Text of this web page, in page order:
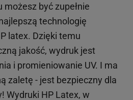
możesz być zupełnie
technologię
latex. Dzięki temu
jakość, wydruk jest
i promieniowanie UV. I ma
zaletę - jest bezpieczny dla
Wydruki HP Latex, w